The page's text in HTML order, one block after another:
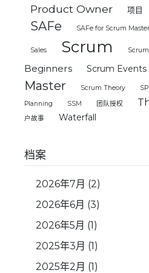
Product Owner 项目
SAFe SAFe for Scrum Master
Sales Scrum
Beginners
Scrum Events
Master
Scrum Theory SP
Planning
SSM 团队授权
户故事
Waterfall
档案
2026年7月 (2)
2026年6月 (3)
2026年5月 (1)
2025年3月 (1)
2025年2月 (1)